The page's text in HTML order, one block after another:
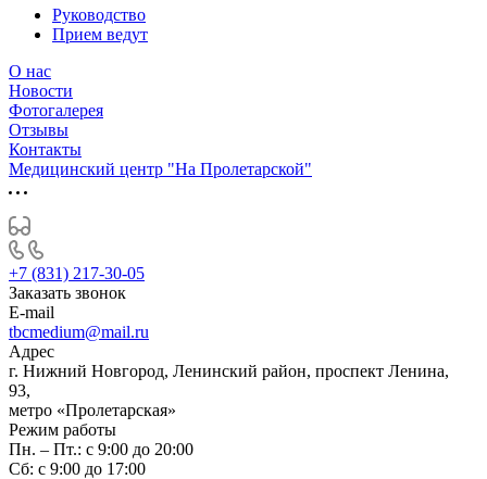
Руководство
Прием ведут
О нас
Новости
Фотогалерея
Отзывы
Контакты
Медицинский центр "На Пролетарской"
+7 (831) 217-30-05
Заказать звонок
E-mail
tbcmedium@mail.ru
Адрес
г. Нижний Новгород, Ленинский район, проспект Ленина,
93,
метро «Пролетарская»
Режим работы
Пн. – Пт.: с 9:00 до 20:00
Cб: с 9:00 до 17:00